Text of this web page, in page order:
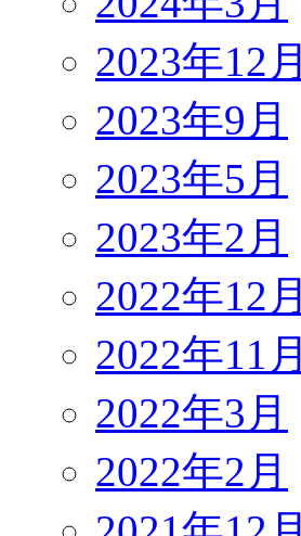
2023年12月
2023年9月
2023年5月
2023年2月
2022年12月
2022年11月
2022年3月
2022年2月